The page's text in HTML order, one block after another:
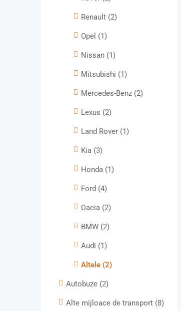
Renault (2)
Opel (1)
Nissan (1)
Mitsubishi (1)
Mercedes-Benz (2)
Lexus (2)
Land Rover (1)
Kia (3)
Honda (1)
Ford (4)
Dacia (2)
BMW (2)
Audi (1)
Altele (2)
Autobuze (2)
Alte mijloace de transport (8)